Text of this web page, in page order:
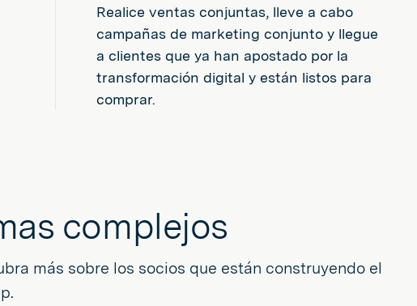
Realice ventas conjuntas, lleve a cabo
campañas de marketing conjunto y llegue
a clientes que ya han apostado por la
transformación digital y están listos para
comprar.
complejos
más sobre los socios que están construyendo el